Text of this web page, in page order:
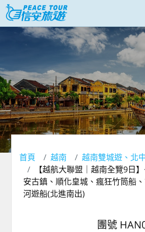
首頁 越南
越南雙城遊、北
【越航大聯盟｜越南全覽9日
安古鎮、順化皇城、瘋狂竹筒船
河遊船(北進南出)
團號